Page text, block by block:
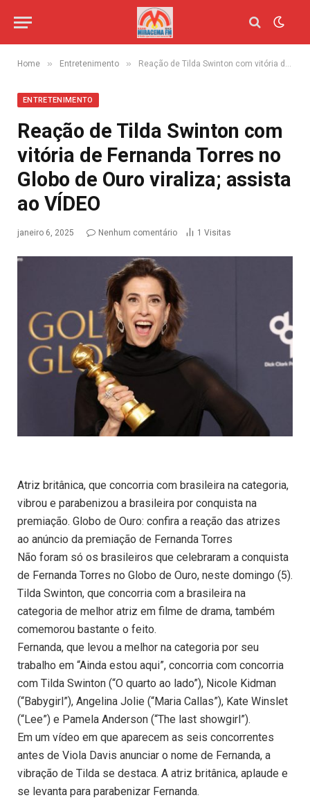
Home » Entretenimento » Reação de Tilda Swinton com vitória de Fernanda Torres no Globo de Ouro viraliza; assista ao VÍDEO
ENTRETENIMENTO
Reação de Tilda Swinton com
vitória de Fernanda Torres no
Globo de Ouro viraliza; assista
ao VÍDEO
janeiro 6, 2025 Nenhum comentário 1 Visitas
Atriz britânica, que concorria com brasileira na categoria,
vibrou e parabenizou a brasileira por conquista na
premiação. Globo de Ouro: confira a reação das atrizes
ao anúncio da premiação de Fernanda Torres
Não foram só os brasileiros que celebraram a conquista
de Fernanda Torres no Globo de Ouro, neste domingo (5).
Tilda Swinton, que concorria com a brasileira na
categoria de melhor atriz em filme de drama, também
comemorou bastante o feito.
Fernanda, que levou a melhor na categoria por seu
trabalho em “Ainda estou aqui”, concorria com concorria
com Tilda Swinton (“O quarto ao lado”), Nicole Kidman
(“Babygirl”), Angelina Jolie (“Maria Callas”), Kate Winslet
(“Lee”) e Pamela Anderson (“The last showgirl”).
Em um vídeo em que aparecem as seis concorrentes
antes de Viola Davis anunciar o nome de Fernanda, a
vibração de Tilda se destaca. A atriz britânica, aplaude e
se levanta para parabenizar Fernanda.